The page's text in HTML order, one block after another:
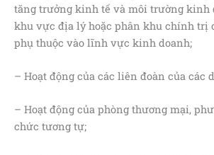
tăng trưởng kinh tế và môi trường kinh
khu vực địa lý hoặc phân khu chính trị
phụ thuộc vào lĩnh vực kinh doanh;
– Hoạt động của các liên đoàn của các
– Hoạt động của phòng thương mại,
chức tương tự;